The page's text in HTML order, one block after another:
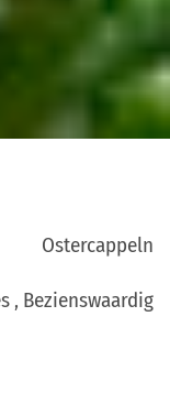
Ostercappeln
, Bezienswaardig